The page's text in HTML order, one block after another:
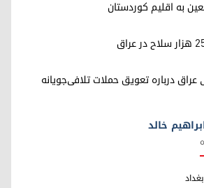
عراق درباره تعویق حملات تلافی‌جویانه
خالد